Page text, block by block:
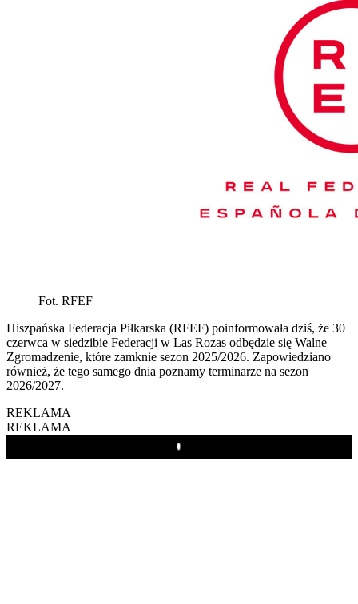
Fot. RFEF
Hiszpańska Federacja Piłkarska (RFEF) poinformowała dziś, że 30
czerwca w siedzibie Federacji w Las Rozas odbędzie się Walne
Zgromadzenie, które zamknie sezon 2025/2026. Zapowiedziano
również, że tego samego dnia poznamy terminarze na sezon
2026/2027.
REKLAMA
REKLAMA
Play